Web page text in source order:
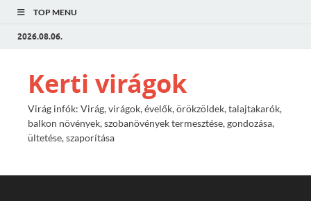
TOP MENU
2026.08.06.
Kerti virágok
Virág infók: Virág, virágok, évelők, örökzöldek, talajtakarók,
balkon növények, szobanövények termesztése, gondozása,
ültetése, szaporítása